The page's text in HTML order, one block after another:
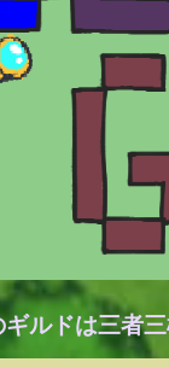
ルドは三者